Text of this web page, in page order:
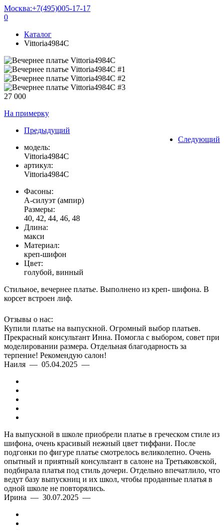
Москва:+7(495)005-17-17
0
Каталог
Vittoria4984C
27 000
На примерку
Предыдущий
Следующий
модель:
Vittoria4984C
артикул:
Vittoria4984C
Фасоны:
А-силуэт (ампир)
Размеры:
40, 42, 44, 46, 48
Длина:
макси
Материал:
креп-шифон
Цвет:
голубой, винный
Стильное, вечернее платье. Выполнено из креп- шифона. В
корсет встроен лиф.
Отзывы о нас:
Купили платье на выпускной. Огромный выбор платьев.
Прекрасный консультант Инна. Помогла с выбором, совет при
моделировании размера. Отдельная благодарность за
терпение! Рекомендую салон!
Наиля — 05.04.2025 —
На выпускной в школе приобрели платье в греческом стиле из
шифона, очень красивый нежный цвет тиффани. После
подгонки по фигуре платье смотрелось великолепно. Очень
опытный и приятный консультант в салоне на Третьяковской,
подбирала платья под стиль дочери. Отдельно впечатлило, что
ведут базу выпускниц и их школ, чтобы проданные платья в
одной школе не повторялись.
Ирина — 30.07.2025 —